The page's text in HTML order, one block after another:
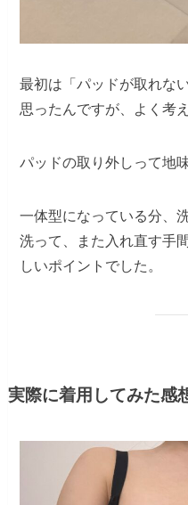
最初は「パッドが取れな
思ったんですが、よく考
パッドの取り外しって地
一体型になっている分、
洗って、また入れ直す手
しいポイントでした。
実際に着用してみた感